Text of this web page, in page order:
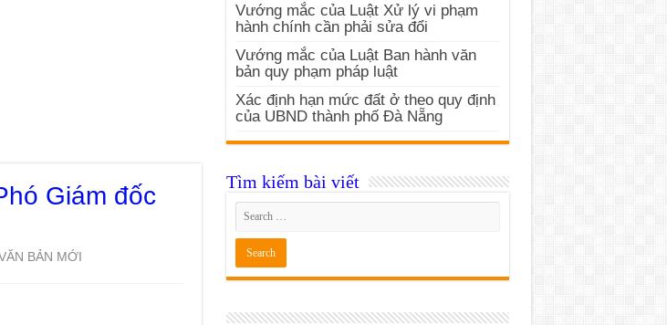
Giám đốc
BẢN MỚI
Vướng mắc của Luật Xử lý vi phạm
hành chính cần phải sửa đổi
Vướng mắc của Luật Ban hành văn
bản quy phạm pháp luật
Xác định hạn mức đất ở theo quy định
của UBND thành phố Đà Nẵng
Tìm kiếm bài viết